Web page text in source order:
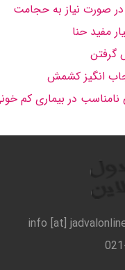
در صورت نیاز به حجامت
مفید حنا
گرفتن
انگیز کشمش
در بیماری کم
info [at]